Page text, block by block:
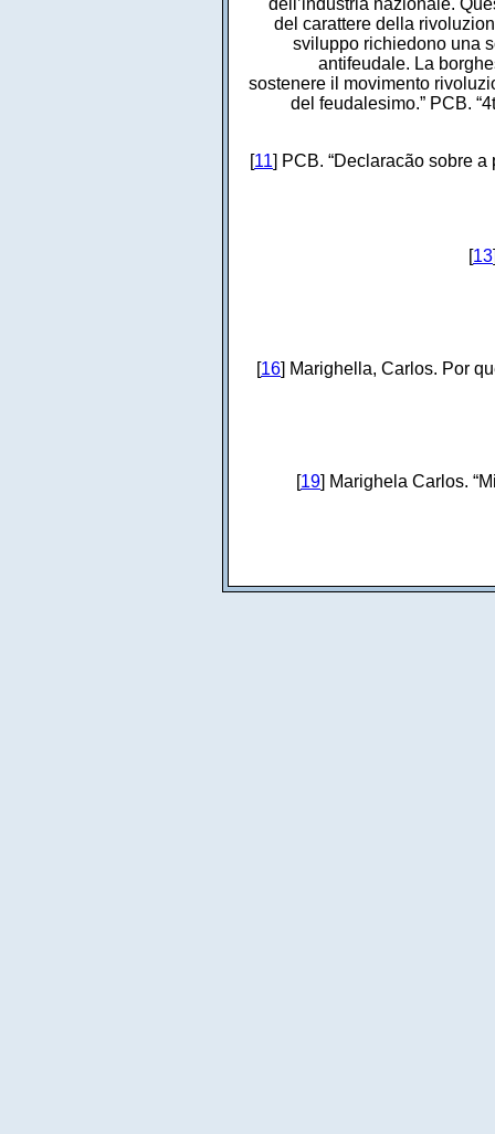
del carattere della
sviluppo richiedono una
antifeudale. La
sostenere il movimento
del feudalesimo.” PCB.
[11] PCB. “Declaracão sobre
[13
[16] Marighella, Carlos. Por
[19] Marighela Carlos.